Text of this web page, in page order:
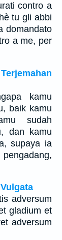
contro a
tu gli abbi
domandato
a me, per
kamu
baik kamu
sudah
dan kamu
supaya ia
adversum
gladium et
adversum